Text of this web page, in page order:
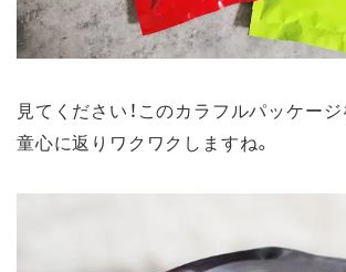
見てください！このカラフルパッケージ
童心に返りワクワクしますね。